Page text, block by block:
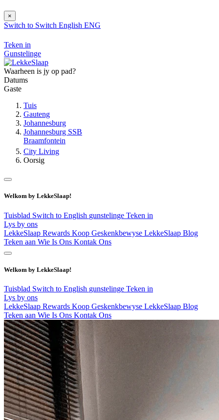
×
Switch to Switch English ENG
Teken in
Gunstelinge
Waarheen is jy op pad?
Datums
Gaste
Tuis
Gauteng
Johannesburg
Johannesburg SSB
Braamfontein
City Living
Oorsig
Welkom by LekkeSlaap!
Tuisblad Switch to English gunstelinge Teken in
Lys by ons
LekkeSlaap Rewards Koop Geskenkbewyse LekkeSlaap Blog
Teken aan Wie Is Ons Kontak Ons
Welkom by LekkeSlaap!
Tuisblad Switch to English gunstelinge Teken in
Lys by ons
LekkeSlaap Rewards Koop Geskenkbewyse LekkeSlaap Blog
Teken aan Wie Is Ons Kontak Ons